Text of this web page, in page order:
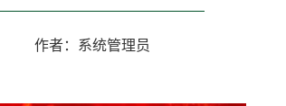
作者：系统管理员